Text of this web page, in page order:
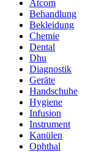
Atcom
Behandlung
Bekleidung
Chemie
Dental
Dhu
Diagnostik
Geräte
Handschuhe
Hygiene
Infusion
Instrument
Kanülen
Ophthal